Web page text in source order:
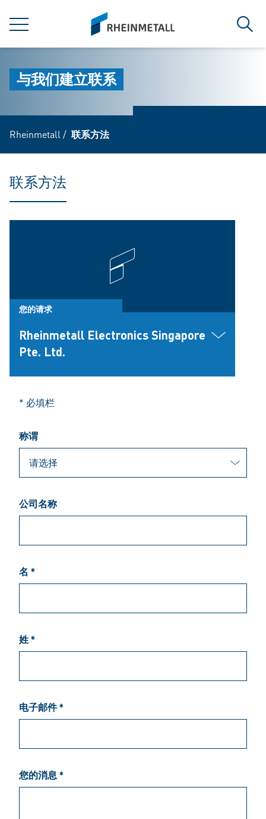
菜单
siteLogo
搜索
与我们建立联系
Rheinmetall / 联系方法
联系方法
您的请求
Rheinmetall Electronics Singapore
Pte. Ltd.
* 必填栏
称谓
公司名称
名 *
姓 *
电子邮件 *
您的消息 *